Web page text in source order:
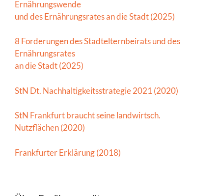
Ernährungswende
und des Ernährungsrates an die Stadt (2025)
8 Forderungen des Stadtelternbeirats und des
Ernährungsrates
an die Stadt (2025)
StN Dt. Nachhaltigkeitsstrategie 2021 (2020)
StN Frankfurt braucht seine landwirtsch.
Nutzflächen (2020)
Frankfurter Erklärung (2018)